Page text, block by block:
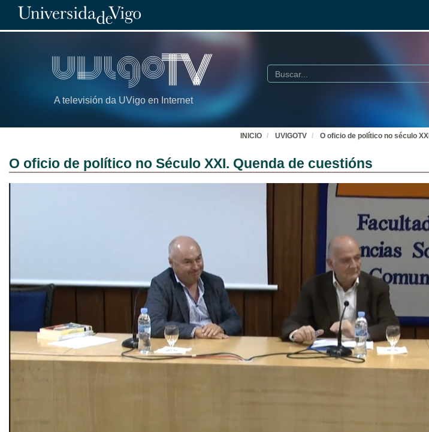
A televisión da UVigo en Internet
Buscar
INICIO UVIGOTV O oficio de político no século XXI
O oficio de político no Século XXI. Quenda de cuestións